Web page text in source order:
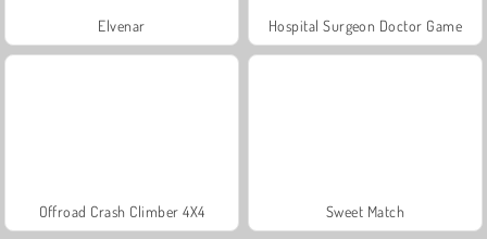
Elvenar Hospital Surgeon Doctor Game
Offroad Crash Climber 4X4 Sweet Match